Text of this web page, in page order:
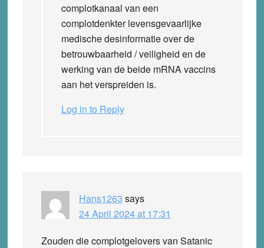
complotkanaal van een
complotdenkter levensgevaarlijke
medische desinformatie over de
betrouwbaarheid / veiligheid en de
werking van de beide mRNA vaccins
aan het verspreiden is.
Log in to Reply
Hans1263 says
24 April 2024 at 17:31
Zouden die complotgelovers van Satanic